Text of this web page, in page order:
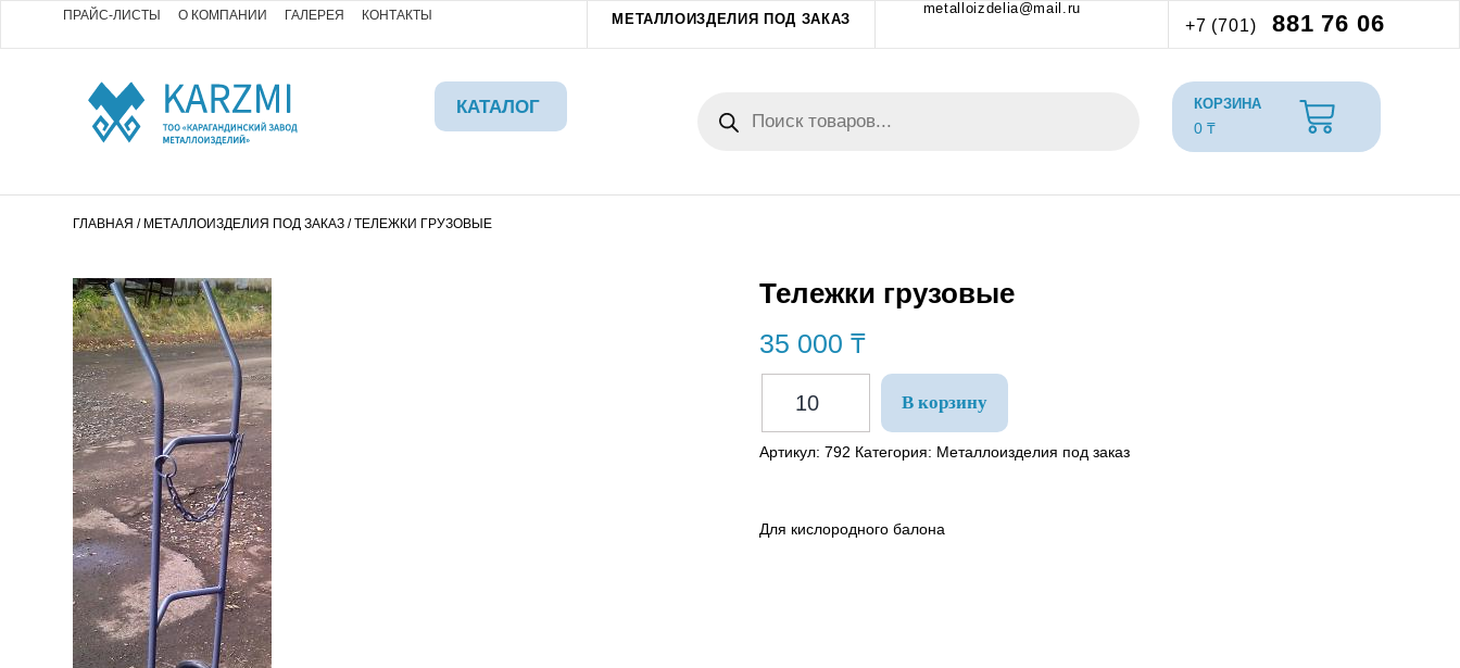
ПРАЙС-ЛИСТЫ О КОМПАНИИ ГАЛЕРЕЯ КОНТАКТЫ МЕТАЛЛОИЗДЕЛИЯ ПОД ЗАКАЗ
metalloizdelia@mail.ru
+7 (701) 881 76 06
КАТАЛОГ
0₸
ГЛАВНАЯ / МЕТАЛЛОИЗДЕЛИЯ ПОД ЗАКАЗ / ТЕЛЕЖКИ ГРУЗОВЫЕ
Тележки грузовые
35 000 ₸
В корзину
Артикул: 792 Категория: Металлоизделия под заказ
Для кислородного балона